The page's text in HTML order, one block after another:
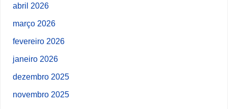
abril 2026
março 2026
fevereiro 2026
janeiro 2026
dezembro 2025
novembro 2025